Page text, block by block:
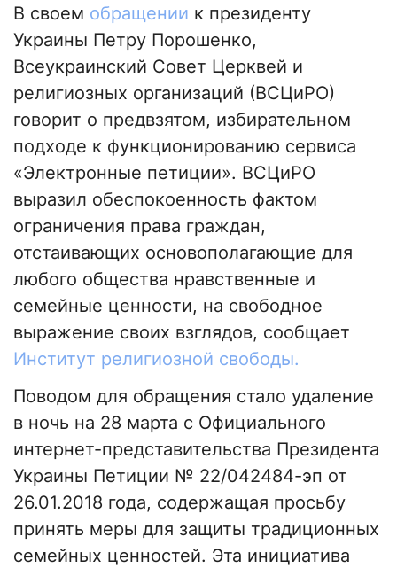
В своем обращении к президенту
Украины Петру Порошенко,
Всеукраинский Совет Церквей и
религиозных организаций (ВСЦиРО)
говорит о предвзятом, избирательном
подходе к функционированию сервиса
«Электронные петиции». ВСЦиРО
выразил обеспокоенность фактом
ограничения права граждан,
отстаивающих основополагающие для
любого общества нравственные и
семейные ценности, на свободное
выражение своих взглядов, сообщает
Институт религиозной свободы.
Поводом для обращения стало удаление
в ночь на 28 марта с Официального
интернет-представительства Президента
Украины Петиции № 22/042484-эп от
26.01.2018 года, содержащая просьбу
принять меры для защиты традиционных
семейных ценностей. Эта инициатива